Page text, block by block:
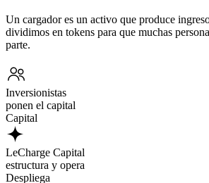
Un cargador es un activo que produce
dividimos en tokens para que muchas
parte.
Inversionistas
ponen el capital
Capital
LeCharge Capital
estructura y opera
Despliega